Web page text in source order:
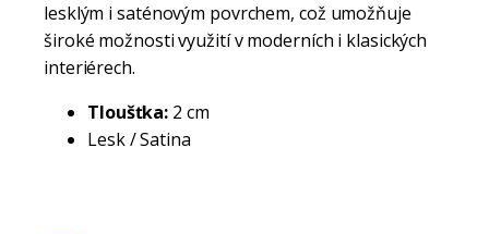
lesklým i saténovým povrchem, což umožňuje
široké možnosti využití v moderních i klasických
interiérech.
Tloušťka: 2 cm
Lesk / Satina